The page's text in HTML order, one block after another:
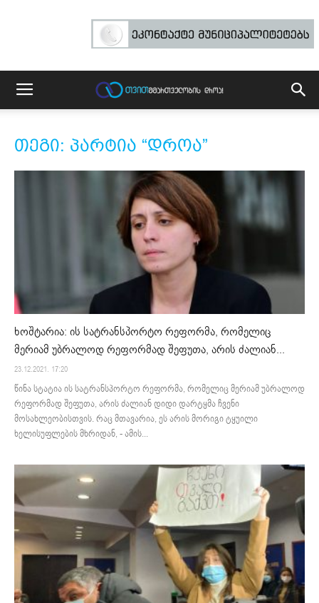
თეგი: პარტია “დროა”
ხოშტარია: ის სატრანსპორტო რეფორმა, რომელიც
მერიამ უბრალოდ რეფორმად შეფუთა, არის ძალიან...
23.12.2021. 17:20
წინა სტატია ის სატრანსპორტო რეფორმა, რომელიც მერიამ უბრალოდ
რეფორმად შეფუთა, არის ძალიან დიდი დარტყმა ჩვენი
მოსახლეობისთვის. რაც მთავარია, ეს არის მორიგი ტყუილი
ხელისუფლების მხრიდან, - ამის...